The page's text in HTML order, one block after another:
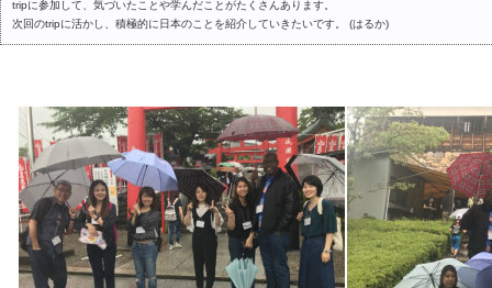
tripに参加して、気づいたことや学んだことがたくさんあります。
次回のtripに活かし、積極的に日本のことを紹介していきたいです。 (はるか)